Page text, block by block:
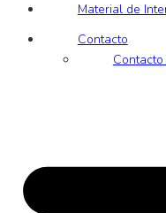
Material de
Contacto